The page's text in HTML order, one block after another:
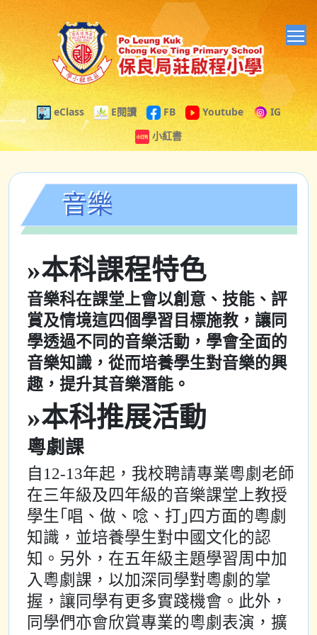
eClass E閱讀 FB Youtube
IG
小紅書
音樂
»本科課程特色
音樂科在課堂上會以創意、技能、評
賞及情境這四個學習目標施教，讓同
學透過不同的音樂活動，學會全面的
音樂知識，從而培養學生對音樂的興
趣，提升其音樂潛能。
»本科推展活動
粵劇課
自12-13年起，我校聘請專業粵劇老師
在三年級及四年級的音樂課堂上教授
學生｢唱、做、唸、打｣四方面的粵劇
知識，並培養學生對中國文化的認
知。另外，在五年級主題學習周中加
入粵劇課，以加深同學對粵劇的掌
握，讓同學有更多實踐機會。此外，
同學們亦會欣賞專業的粵劇表演，擴